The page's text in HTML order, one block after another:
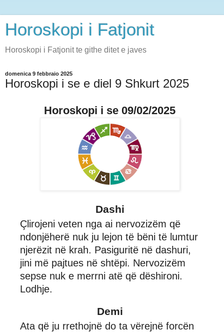
Horoskopi i Fatjonit
Horoskopi i Fatjonit te githe ditet e javes
domenica 9 febbraio 2025
Horoskopi i se e diel 9 Shkurt 2025
Horoskopi i se 09/02/2025
Dashi
Çlirojeni veten nga ai nervozizëm që
ndonjëherë nuk ju lejon të bëni të lumtur
njerëzit në krah. Pasiguritë në dashuri,
jini më pajtues në shtëpi. Nervozizëm
sepse nuk e merrni atë që dëshironi.
Lodhje.
Demi
Ata që ju rrethojnë do ta vërejnë forcën